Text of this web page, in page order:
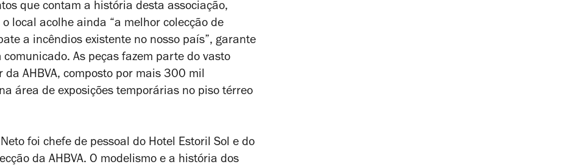
que contam a história desta associação,
local acolhe ainda “a melhor colecção de
a incêndios existente no nosso país”, garante
As peças fazem parte do vasto
da AHBVA, composto por mais 300 mil
área de exposições temporárias no piso térreo
foi chefe de pessoal do Hotel Estoril Sol e do
da AHBVA. O modelismo e a história dos